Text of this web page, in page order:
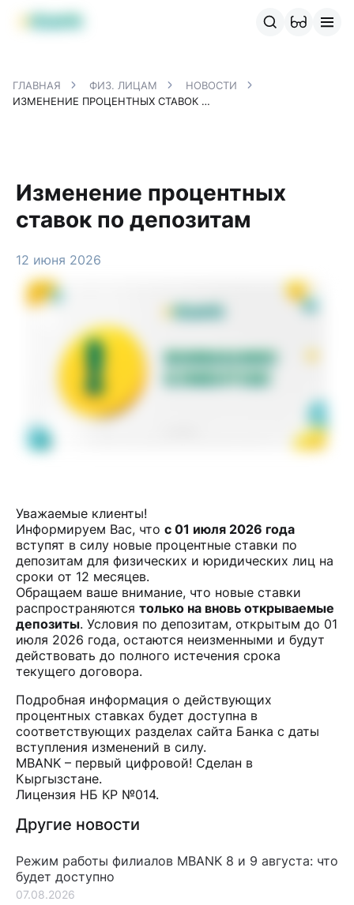
Продукты MBANK
ГЛАВНАЯ ФИЗ. ЛИЦАМ
НОВОСТИ
ИЗМЕНЕНИЕ ПРОЦЕНТНЫХ СТАВОК ПО ДЕПОЗИТАМ
Изменение процентных
ставок по депозитам
12 июня 2026
Уважаемые клиенты!
Информируем Вас, что с 01 июля 2026 года
вступят в силу новые процентные ставки по
депозитам для физических и юридических лиц на
сроки от 12 месяцев.
Обращаем ваше внимание, что новые ставки
распространяются только на вновь открываемые
депозиты. Условия по депозитам, открытым до 01
июля 2026 года, остаются неизменными и будут
действовать до полного истечения срока
текущего договора.
Подробная информация о действующих
процентных ставках будет доступна в
соответствующих разделах сайта Банка с даты
вступления изменений в силу.
MBANK – первый цифровой! Сделан в
Кыргызстане.
Лицензия НБ КР №014.
Другие новости
Режим работы филиалов MBANK 8 и 9 августа: что
будет доступно
07.08.2026